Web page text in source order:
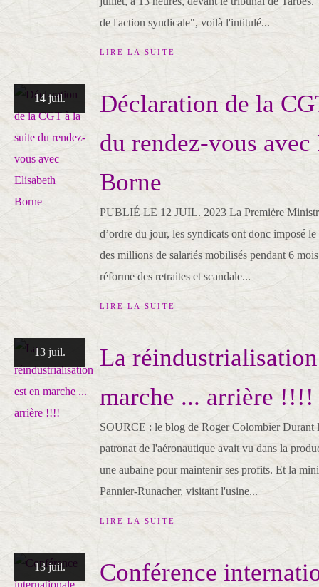
de l'action syndicale", voilà l'intitulé...
LIRE LA SUITE
14 juil.
Déclaration de la
du rendez-vous avec
Borne
PUBLIÉ LE 12 JUIL. 2023 La Première
d’ordre du jour, les syndicats ont donc imposé
des millions de salariés mobilisés pendant 6
réforme des retraites et scandale...
LIRE LA SUITE
13 juil.
La
marche ... arrière !!!!
SOURCE : le blog de Roger Colombier Durant
patronat de l'aéronautique avait vu dans la
une aubaine pour maintenir ses profits. Et la
Pannier-Runacher, visitant l'usine...
LIRE LA SUITE
13 juil.
Conférence